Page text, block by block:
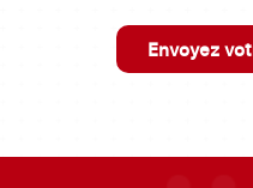
Envoyez